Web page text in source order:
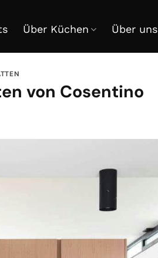
Über Küchen Über uns
von Cosentino